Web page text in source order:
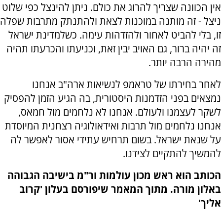
אין הכוונה שצריך להרוג את כולם. ניתן להינצל כפי שלוט
ניצל - זה מותנה במוכנות לצאת ולהתנתק מתרבות שפלה
זו, בלי להביט לאחור ולהזדהות עימה. כשלמדינת ישראל
זה יהיה ברור, גם האויב יבין זאת, וכניעתו והכרעתו תהיה
מהירה הרבה יותר.
לאחר בחירתו של טראמפ לנשיאות ארה"ב אנחנו
נמצאים בפני הזדמנות היסטורית, בה הגיע הזמן להפסיק
לשקר לעצמנו ולעולם. אנחנו לא נלחמים מול חמאס,
אנחנו נלחמים מול תרבות ואידאולוגיה רצחנית המיוסדת
על שנאת ישראל. בשום תרחיש עתידי אסור לאפשר לה
להמשיך להתקיים לצידנו.
הכותב הוא ראש מכון עולמות ור"מ בישיבה הגבוהה
באלון מורה. מתוך המאמר שיפורסם בעלון 'קרוב
אליך'